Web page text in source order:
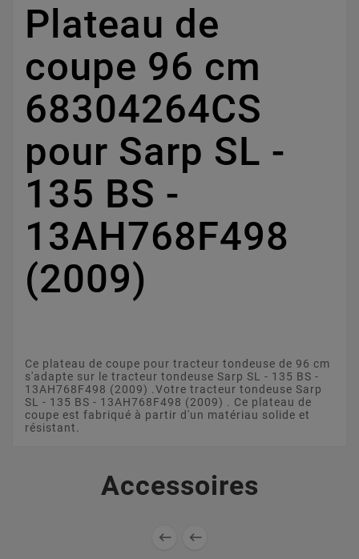
Plateau de
coupe 96 cm
68304264CS
pour Sarp SL -
135 BS -
13AH768F498
(2009)
Ce plateau de coupe pour tracteur tondeuse de 96 cm
s'adapte sur le tracteur tondeuse Sarp SL - 135 BS -
13AH768F498 (2009) .Votre tracteur tondeuse Sarp
SL - 135 BS - 13AH768F498 (2009) . Ce plateau de
coupe est fabriqué à partir d'un matériau solide et
résistant.
Accessoires
 